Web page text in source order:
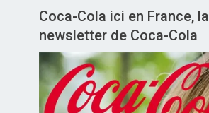
Coca-Cola ici en France, la
newsletter de Coca-Cola